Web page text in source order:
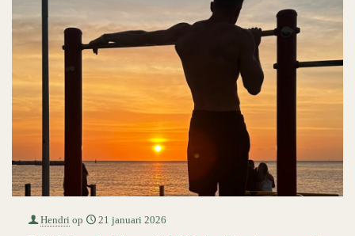
Hendri op 21 januari 2026